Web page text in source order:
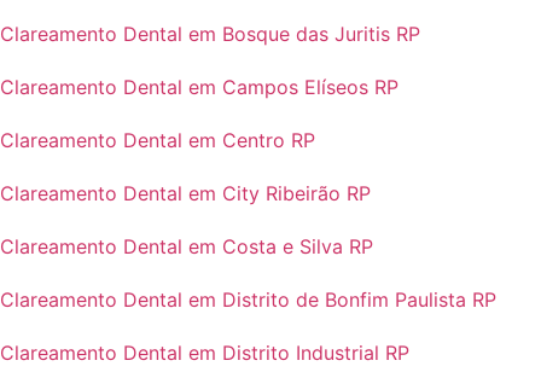
Clareamento Dental em Bosque das Juritis RP
Clareamento Dental em Campos Elíseos RP
Clareamento Dental em Centro RP
Clareamento Dental em City Ribeirão RP
Clareamento Dental em Costa e Silva RP
Clareamento Dental em Distrito de Bonfim Paulista RP
Clareamento Dental em Distrito Industrial RP